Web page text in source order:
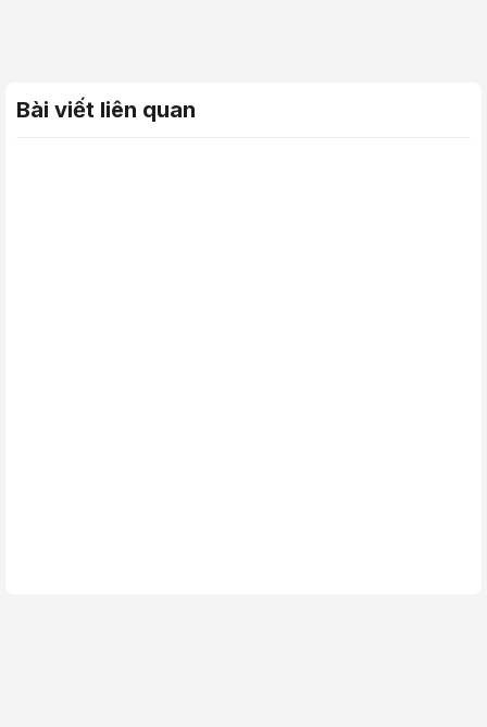
Bài viết liên quan